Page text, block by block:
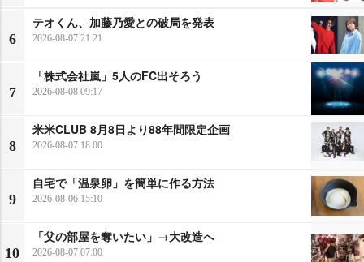
6
テオくん、加藤乃愛との破局を発表
2026-08-07 21:21
7
「株式会社嵐」5人のFC出そろう
2026-08-08 09:17
8
米米CLUB 8月8日より88年間限定企画
2026-08-07 18:00
9
自宅で「温泉卵」を簡単に作る方法
2026-08-06 15:10
10
「父の部屋を奪いたい」→大改造へ
2026-08-07 07:00